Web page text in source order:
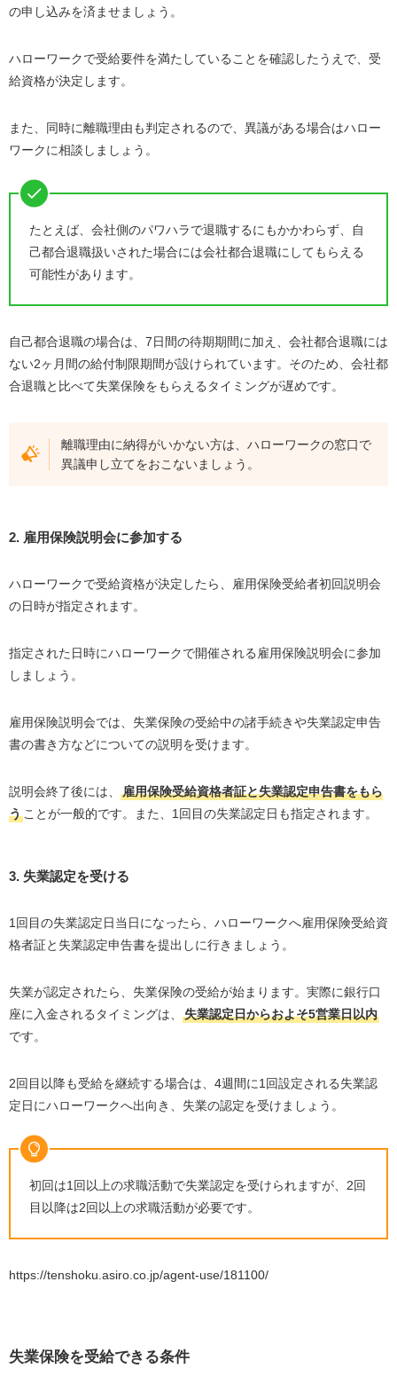
の申し込みを済ませましょう。
ハローワークで受給要件を満たしていることを確認したうえで、受
給資格が決定します。
また、同時に離職理由も判定されるので、異議がある場合はハロー
ワークに相談しましょう。
たとえば、会社側のパワハラで退職するにもかかわらず、自
己都合退職扱いされた場合には会社都合退職にしてもらえる
可能性があります。
自己都合退職の場合は、7日間の待期期間に加え、会社都合退職には
ない2ヶ月間の給付制限期間が設けられています。そのため、会社都
合退職と比べて失業保険をもらえるタイミングが遅めです。
離職理由に納得がいかない方は、ハローワークの窓口で
異議申し立てをおこないましょう。
2. 雇用保険説明会に参加する
ハローワークで受給資格が決定したら、雇用保険受給者初回説明会
の日時が指定されます。
指定された日時にハローワークで開催される雇用保険説明会に参加
しましょう。
雇用保険説明会では、失業保険の受給中の諸手続きや失業認定申告
書の書き方などについての説明を受けます。
説明会終了後には、
雇用保険受給資格者証と失業認定申告書をもら
うことが一般的です。また、1回目の失業認定日も指定されます。
3. 失業認定を受ける
1回目の失業認定日当日になったら、ハローワークへ雇用保険受給資
格者証と失業認定申告書を提出しに行きましょう。
失業が認定されたら、失業保険の受給が始まります。実際に銀行口
座に入金されるタイミングは、
失業認定日からおよそ5営業日以内
です。
2回目以降も受給を継続する場合は、4週間に1回設定される失業認
定日にハローワークへ出向き、失業の認定を受けましょう。
初回は1回以上の求職活動で失業認定を受けられますが、2回
目以降は2回以上の求職活動が必要です。
https://tenshoku.asiro.co.jp/agent-use/181100/
失業保険を受給できる条件